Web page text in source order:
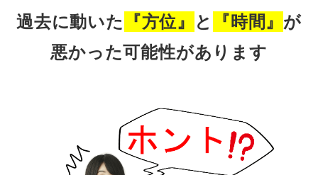
過去に動いた 『方位』 と 『時間』 が
悪かった可能性があります